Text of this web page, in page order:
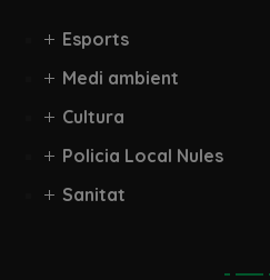
Esports
Medi ambient
Cultura
Policia Local Nules
Sanitat